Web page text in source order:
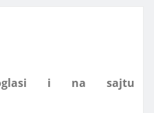
i na sajtu